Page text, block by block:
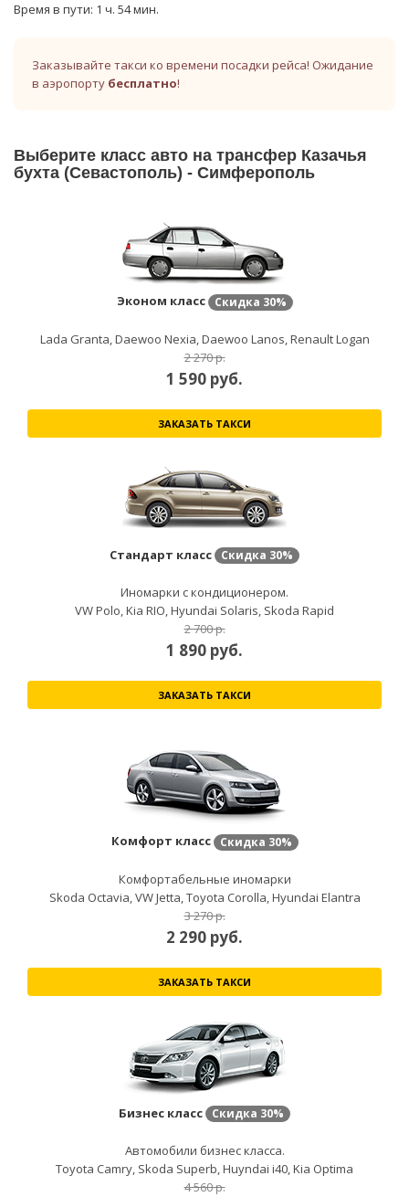
Время в пути: 1 ч. 54 мин.
Заказывайте такси ко времени посадки рейса! Ожидание
в аэропорту бесплатно!
Выберите класс авто на трансфер Казачья
бухта (Севастополь) - Симферополь
Эконом класс Скидка 30%
Lada Granta, Daewoo Nexia, Daewoo Lanos, Renault Logan
2 270 р.
1 590 руб.
ЗАКАЗАТЬ ТАКСИ
Стандарт класс Скидка 30%
Иномарки с кондиционером.
VW Polo, Kia RIO, Hyundai Solaris, Skoda Rapid
2 700 р.
1 890 руб.
ЗАКАЗАТЬ ТАКСИ
Комфорт класс Скидка 30%
Комфортабельные иномарки
Skoda Octavia, VW Jetta, Toyota Corolla, Hyundai Elantra
3 270 р.
2 290 руб.
ЗАКАЗАТЬ ТАКСИ
Бизнес класс Скидка 30%
Автомобили бизнес класса.
Toyota Camry, Skoda Superb, Huyndai i40, Kia Optima
4 560 р.